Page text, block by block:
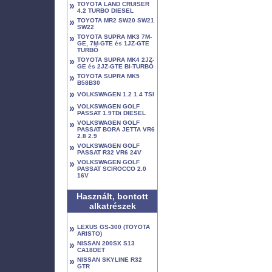
» TOYOTA LAND CRUISER
4.2 TURBO DIESEL
» TOYOTA MR2 SW20 SW21
SW22
» TOYOTA SUPRA MK3 7M-
GE, 7M-GTE és 1JZ-GTE
TURBÓ
» TOYOTA SUPRA MK4 2JZ-
GE és 2JZ-GTE BI-TURBÓ
» TOYOTA SUPRA MK5
B58B30
» VOLKSWAGEN 1.2 1.4 TSI
» VOLKSWAGEN GOLF
PASSAT 1.9TDi DIESEL
» VOLKSWAGEN GOLF
PASSAT BORA JETTA VR6
2.8 2.9
» VOLKSWAGEN GOLF
PASSAT R32 VR6 24V
» VOLKSWAGEN GOLF
PASSAT SCIROCCO 2.0
16V
Használt, bontott
alkatrészek
» LEXUS GS-300 (TOYOTA
ARISTO)
» NISSAN 200SX S13
CA18DET
» NISSAN SKYLINE R32
GTR